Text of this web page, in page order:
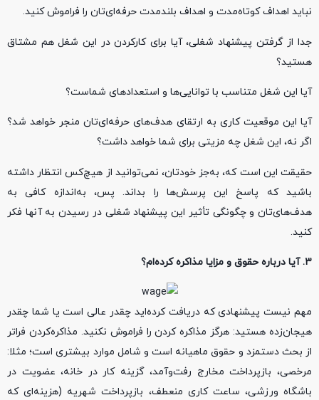
نباید اهداف کوتاه‌مدت و اهداف بلندمدت حرفه‌ای‌تان را فراموش کنید.
جدا از گرفتن پیشنهاد شغلی، آیا برای کارکردن در این شغل هم مشتاق
هستید؟
آیا این شغل متناسب با توانایی‌ها و استعدادهای شماست؟
آیا این موقعیت کاری به ارتقای هدف‌های حرفه‌ای‌تان منجر خواهد شد؟
اگر نه، این شغل چه مزیتی برای شما خواهد داشت؟
حقیقت این است که، به‌جز خودتان، نمی‌توانید از هیچ‌کس انتظار داشته
باشید که پاسخ این پرسش‌ها را بداند. پس، به‌اندازه کافی به
هدف‌های‌تان و چگونگی تأثیر این پیشنهاد شغلی در رسیدن به آنها فکر
کنید.
۳. آیا درباره حقوق و مزایا مذاکره کرده‌ام؟
مهم نیست پیشنهادی که دریافت کرده‌اید چقدر عالی است یا شما چقدر
هیجان‌زده هستید: هرگز مذاکره کردن را فراموش نکنید. مذاکره‌کردن فراتر
از بحث دستمزد و حقوق ماهیانه است و شامل موارد بیشتری است؛ مثلا:
مرخصی، بازپرداخت مخارج رفت‌وآمد، گزینه کار در خانه، عضویت در
باشگاه ورزشی، ساعت کاری منعطف، بازپرداخت شهریه (هزینه‌ای که